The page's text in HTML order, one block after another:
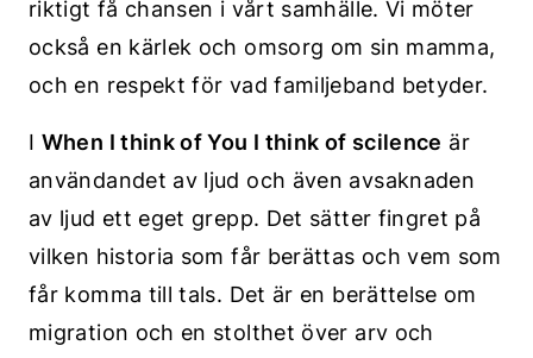
riktigt få chansen i vårt samhälle. Vi möter
också en kärlek och omsorg om sin mamma,
och en respekt för vad familjeband betyder.
I When I think of You I think of scilence är
användandet av ljud och även avsaknaden
av ljud ett eget grepp. Det sätter fingret på
vilken historia som får berättas och vem som
får komma till tals. Det är en berättelse om
migration och en stolthet över arv och